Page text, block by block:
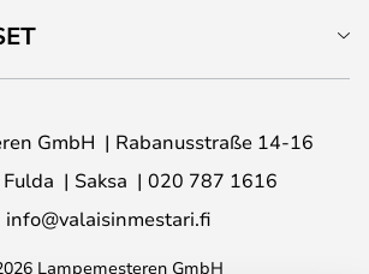
GmbH
Rabanusstraße 14-16
Saksa
020 787 1616
info@valaisinmestari.fi
Lampemesteren GmbH